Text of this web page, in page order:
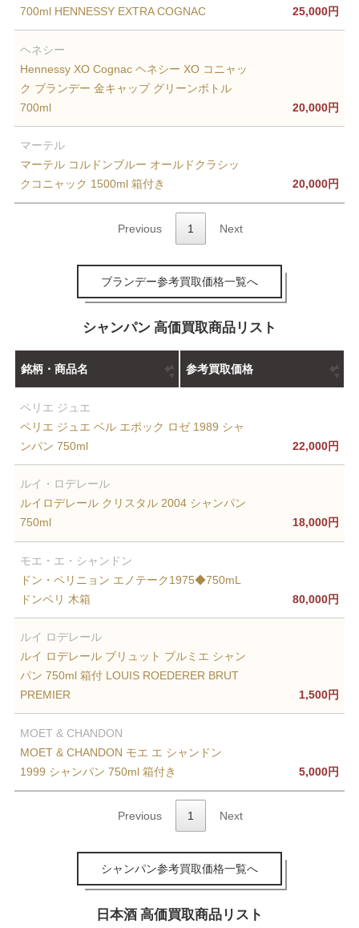
700ml HENNESSY EXTRA COGNAC
25,000円
ヘネシー
Hennessy XO Cognac ヘネシー XO コニャッ
ク ブランデー 金キャップ グリーンボトル
700ml
20,000円
マーテル
マーテル コルドンブルー オールドクラシッ
クコニャック 1500ml 箱付き
20,000円
Previous 1 Next
ブランデー参考買取価格一覧へ
シャンパン 高価買取商品リスト
銘柄・商品名 参考買取価格
ペリエ ジュエ
ペリエ ジュエ ベル エポック ロゼ 1989 シャ
ンパン 750ml
22,000円
ルイ・ロデレール
ルイロデレール クリスタル 2004 シャンパン
750ml
18,000円
モエ・エ・シャンドン
ドン・ペリニョン エノテーク1975◆750mL
ドンペリ 木箱
80,000円
ルイ ロデレール
ルイ ロデレール ブリュット プルミエ シャン
パン 750ml 箱付 LOUIS ROEDERER BRUT
PREMIER
1,500円
MOET & CHANDON
MOET & CHANDON モエ エ シャンドン
1999 シャンパン 750ml 箱付き
5,000円
Previous 1 Next
シャンパン参考買取価格一覧へ
日本酒 高価買取商品リスト